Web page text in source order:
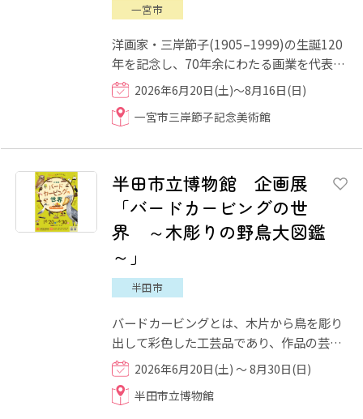
一宮市
洋画家・三岸節子(1905–1999)の生誕120
年を記念し、70年余にわたる画業を代表作
でたどる回顧展を開催します。三岸節子は
夫で画家の三岸好太郎の影...
2026年6月20日(土)～8月16日(日)
一宮市三岸節子記念美術館
半田市立博物館 企画展
「バードカービングの世
界 ～木彫りの野鳥大図鑑
～」
半田市
バードカービングとは、木片から鳥を彫り
出して彩色した工芸品であり、作品の芸術
性はもとより、鳥類の分類や生態を知るう
えでの資料としても役立...
2026年6月20日(土) ～ 8月30日(日)
半田市立博物館